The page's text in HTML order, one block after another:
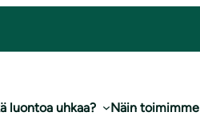
luontoa uhkaa? Näin toimimme